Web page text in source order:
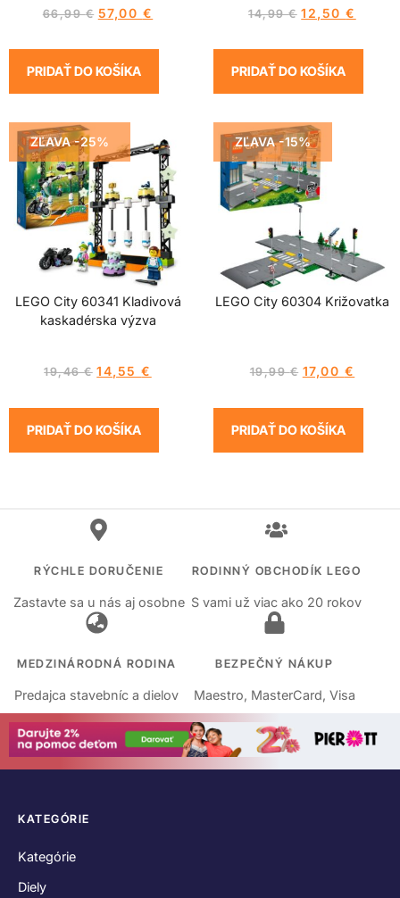
66,99€ 57,00 €
PRIDAŤ DO KOŠÍKA
14,99€ 12,50€
PRIDAŤ DO KOŠÍKA
ZĽAVA -25%
LEGO City 60341 Kladivová
kaskadérska výzva
19,46€ 14,55€
PRIDAŤ DO KOŠÍKA
ZĽAVA -15%
LEGO City 60304 Križovatka
19,99€ 17,00 €
PRIDAŤ DO KOŠÍKA
RÝCHLE DORUČENIE
Zastavte sa u nás aj osobne
RODINNÝ OBCHODÍK LEGO
S vami už viac ako 20 rokov
MEDZINÁRODNÁ RODINA
Predajca stavebníc a dielov
BEZPEČNÝ NÁKUP
Maestro, MasterCard, Visa
KATEGÓRIE
Kategórie
Diely